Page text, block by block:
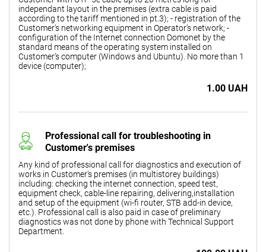
independant layout in the premises (extra cable is paid
according to the tariff mentioned in pt.3); - registration of the
Customer's networking equipment in Operator's network; -
configuration of the Internet connection Domonet by the
standard means of the operating system installed on
Customer's computer (Windows and Ubuntu). No more than 1
device (computer);
1.00 UAH
Professional call for troubleshooting in
Customer's premises
Any kind of professional call for diagnostics and execution of
works in Customer's premises (in multistorey buildings)
including: checking the internet connection, speed test,
equipment check, cable-line repairing, delivering,installation
and setup of the equipment (wi-fi router, STB add-in device,
etc.). Professional call is also paid in case of preliminary
diagnostics was not done by phone with Technical Support
Department.